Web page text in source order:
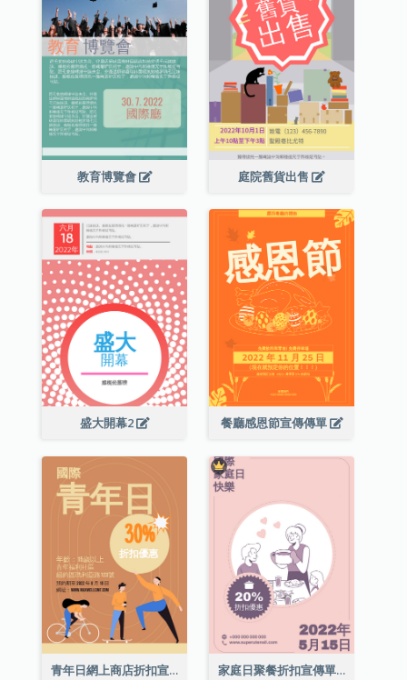
教育博覽會 庭院舊貨出售
盛大開幕2 餐廳感恩節宣傳傳單
青年日網上商店折扣宣傳單張 家庭日聚餐折扣宣傳單張